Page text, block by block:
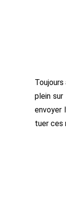
plein sur
envoyer
tuer ces